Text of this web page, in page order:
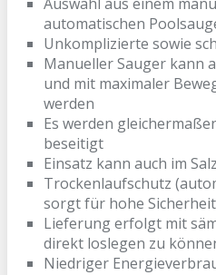
automatischen
Unkomplizierte sowie
Manueller Sauger kann
und mit maximaler
werden
Es werden
beseitigt
Einsatz kann auch im
Trockenlaufschutz
sorgt für hohe Sicherheit
Lieferung erfolgt mit
direkt loslegen zu
Niedriger